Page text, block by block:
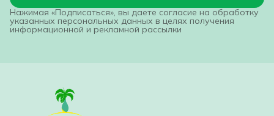
Нажимая «Подписаться», вы даете согласие на обработку
указанных персональных данных в целях получения
информационной и рекламной рассылки